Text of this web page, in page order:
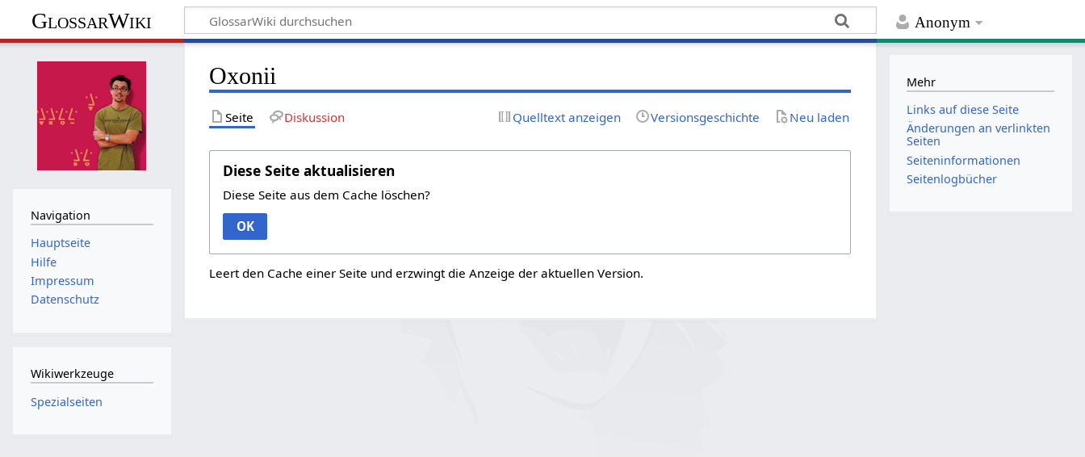
Anonym
GlossarWiki
Oxonii
Seite Diskussion Quelltext anzeigen Versionsgeschichte Neu laden
Diese Seite aktualisieren
Diese Seite aus dem Cache löschen?
OK
Leert den Cache einer Seite und erzwingt die Anzeige der aktuellen Version.
Navigation
Hauptseite
Hilfe
Impressum
Datenschutz
Wikiwerkzeuge
Spezialseiten
Mehr
Links auf diese Seite
Änderungen an verlinkten
Seiten
Seiten­­informationen
Seitenlogbücher